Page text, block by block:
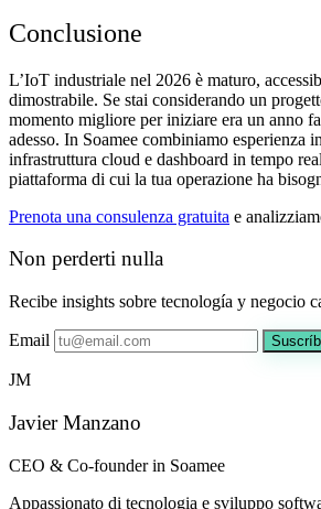
Conclusione
L’IoT industriale nel 2026 è maturo,
dimostrabile. Se stai considerando un
momento migliore per iniziare era un anno
adesso. In Soamee combiniamo esperienza
infrastruttura cloud e dashboard in tempo
piattaforma di cui la tua operazione ha
Prenota una consulenza gratuita e
Non perderti nulla
Recibe insights sobre tecnología y negocio
Email
JM
Javier Manzano
CEO & Co-founder in Soamee
Appassionato di tecnologia e sviluppo